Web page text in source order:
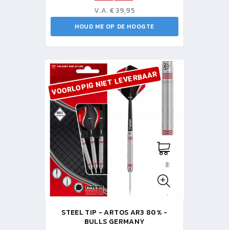
V.A. € 39,95
HOUD ME OP DE HOOGTE
VOORLOPIG NIET LEVERBAAR
STEEL TIP - ARTOS AR3 80% -
BULLS GERMANY